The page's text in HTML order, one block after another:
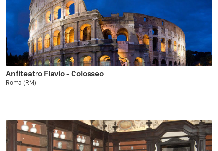
Anfiteatro Flavio - Colosseo
Roma (RM)